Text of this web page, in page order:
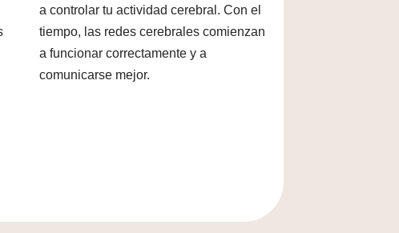
a controlar tu actividad cerebral. Con el
tiempo, las redes cerebrales comienzan
a funcionar correctamente y a
comunicarse mejor.